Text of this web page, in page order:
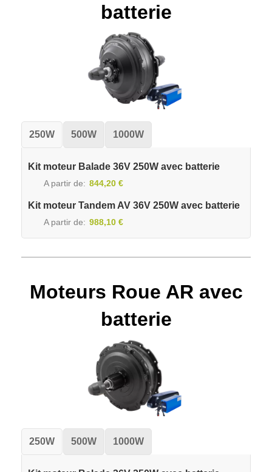
batterie
250W 500W 1000W
Kit moteur Balade 36V 250W avec batterie
A partir de 844,20 €
Kit moteur Tandem AV 36V 250W avec batterie
A partir de 988,10 €
Moteurs Roue AR avec
batterie
250W 500W 1000W